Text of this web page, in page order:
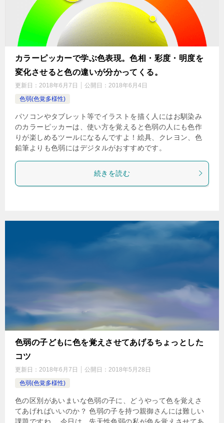
カラーピッカーで学ぶ色表現。色相・彩度・明度を
変化させると色の違いが分かってくる。
更新日： 2018年6月7日 公開日： 2018年6月4日
色弱(色覚多様性)
パソコンやタブレット等でイラストを描く人にはお馴染み
のカラーピッカーは、使い方を覚えると色弱の人にも色作
りが楽しめるツールになるんですよ！絵具、クレヨン、色
鉛筆よりも色弱にはデジタルがおすすめです。
続きを読む
色弱の子どもに色を覚えさせてあげるちょっとした
コツ
更新日： 2018年6月7日 公開日： 2018年5月28日
色弱(色覚多様性)
色の区別があいまいな色弱の子に、どうやって色を覚えさ
てあげればいいのか？ 色弱の子を持つ親御さんには難しい
課題ですね。 今日は、先天性色弱の私が色を覚えさせてあ